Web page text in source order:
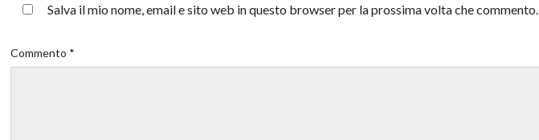
Salva il mio nome, email e sito web in questo browser per la prossima volta che commento.
Commento *